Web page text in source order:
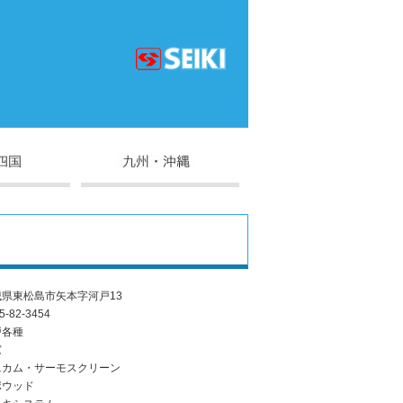
東松島市矢本字河戸13
82-3454
種
ム・サーモスクリーン
ッド